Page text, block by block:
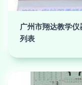
广州市翔达教学
列表